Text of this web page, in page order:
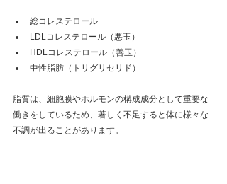
総コレステロール
LDLコレステロール（悪玉）
HDLコレステロール（善玉）
中性脂肪（トリグリセリド）
脂質は、細胞膜やホルモンの構成成分として重要な
働きをしているため、著しく不足すると体に様々な
不調が出ることがあります。